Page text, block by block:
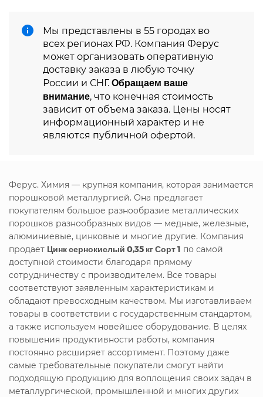
Мы представлены в 55 городах во
всех регионах РФ. Компания Ферус
может организовать оперативную
доставку заказа в любую точку
России и СНГ. Обращаем ваше
внимание, что конечная стоимость
зависит от объема заказа. Цены носят
информационный характер и не
являются публичной офертой.
Ферус. Химия — крупная компания, которая занимается
порошковой металлургией. Она предлагает
покупателям большое разнообразие металлических
порошков разнообразных видов — медные, железные,
алюминиевые, цинковые и многие другие. Компания
продает Цинк сернокислый 0,35 кг Сорт 1 по самой
доступной стоимости благодаря прямому
сотрудничеству с производителем. Все товары
соответствуют заявленным характеристикам и
обладают превосходным качеством. Мы изготавливаем
товары в соответствии с государственным стандартом,
а также используем новейшее оборудование. В целях
повышения продуктивности работы, компания
постоянно расширяет ассортимент. Поэтому даже
самые требовательные покупатели смогут найти
подходящую продукцию для воплощения своих задач в
металлургической, промышленной и многих других